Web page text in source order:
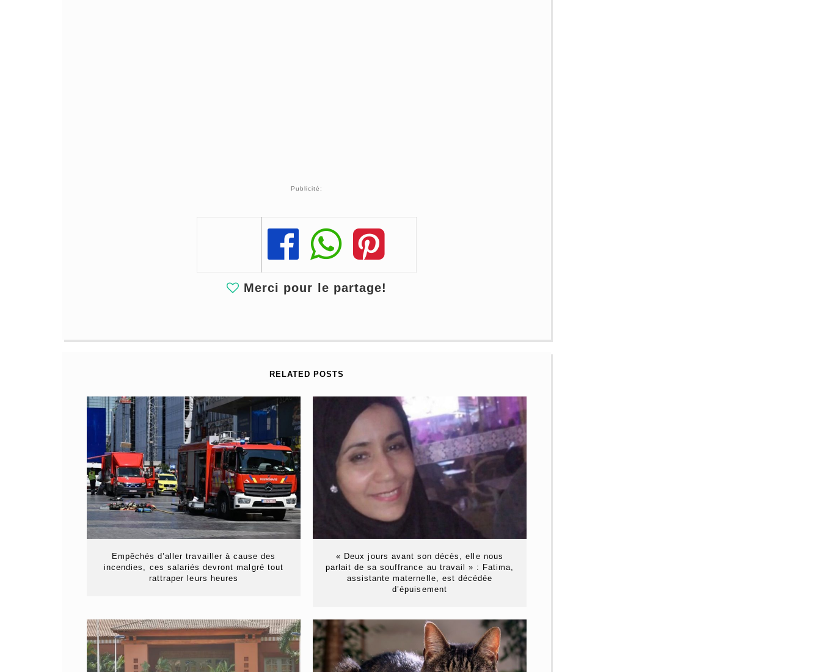
Publicité:
Share
Share
Share
Merci pour le partage!
RELATED POSTS
Empêchés d’aller travailler à cause des
incendies, ces salariés devront malgré tout
rattraper leurs heures
« Deux jours avant son décès, elle nous
parlait de sa souffrance au travail » : Fatima,
assistante maternelle, est décédée
d’épuisement